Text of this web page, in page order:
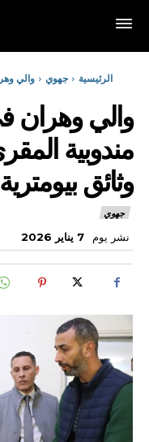
الرئيسية جهوي
والي
والي وهران
مندوبية
وثائق
جهوي
نشر يوم 7 يناير 2026